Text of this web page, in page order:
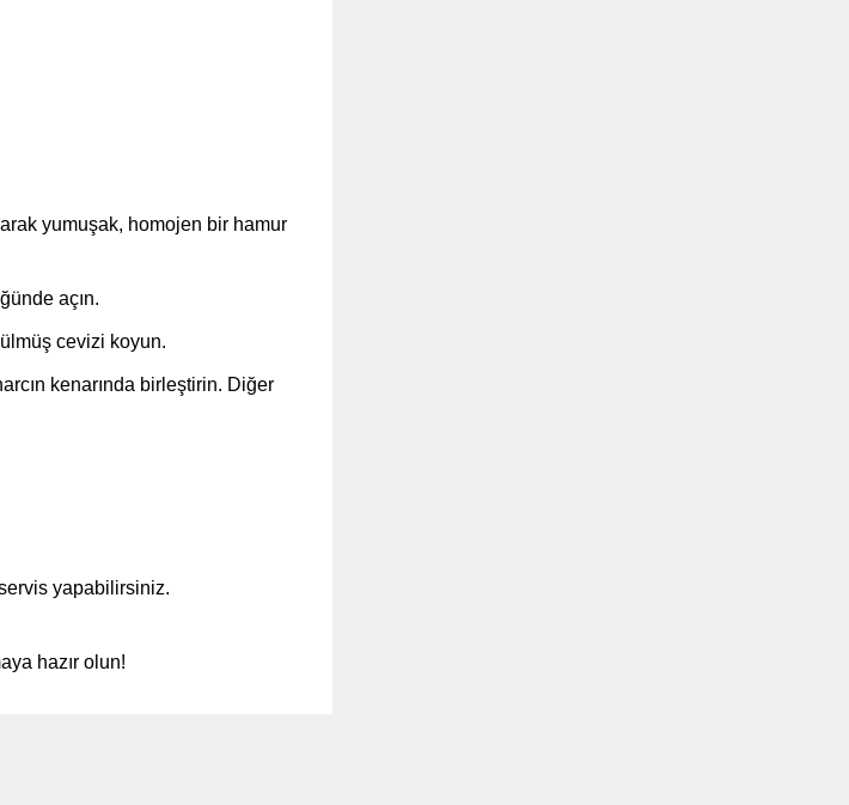
yumuşak, homojen bir hamur
açın.
cevizi koyun.
kenarında birleştirin. Diğer
yapabilirsiniz.
hazır olun!